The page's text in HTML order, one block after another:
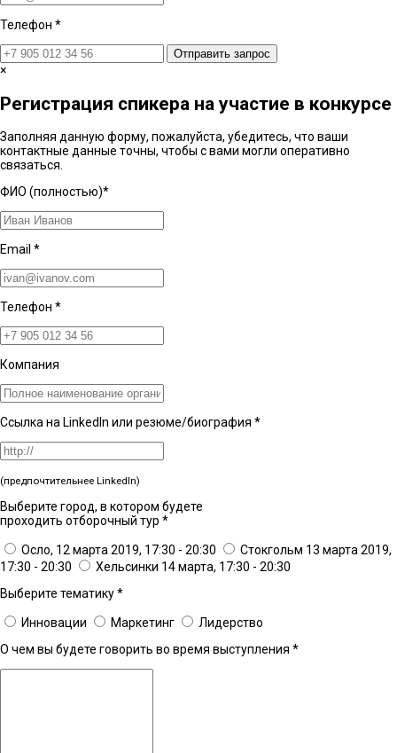
Телефон *
Отправить запрос
×
Регистрация спикера на участие в конкурсе
Заполняя данную форму, пожалуйста, убедитесь, что ваши
контактные данные точны, чтобы с вами могли оперативно
связаться.
ФИО (полностью)*
Email *
Телефон *
Компания
Ссылка на LinkedIn или резюме/биография *
(предпочтительнее LinkedIn)
Выберите город, в котором будете
проходить отборочный тур *
Осло, 12 марта 2019, 17:30 - 20:30
Стокгольм 13 марта 2019,
17:30 - 20:30
Хельсинки 14 марта, 17:30 - 20:30
Выберите тематику*
Инновации Маркетинг
Лидерство
О чем вы будете говорить во время выступления *